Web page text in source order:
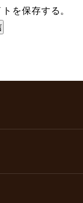
を保存する。